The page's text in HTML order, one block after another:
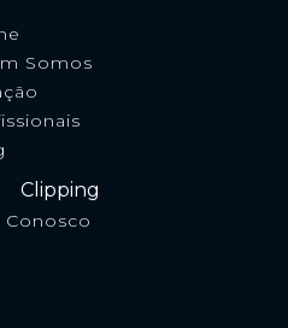
Somos
Clipping
Conosco